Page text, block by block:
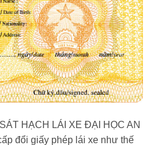
HẠCH LÁI XE ĐẠI HỌC AN
đổi giấy phép lái xe như thế